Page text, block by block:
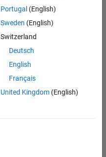
Portugal (English)
Sweden (English)
Switzerland
Deutsch
English
Français
United Kingdom(English)